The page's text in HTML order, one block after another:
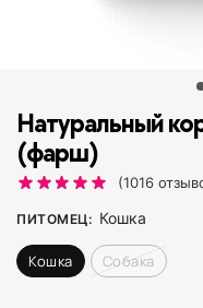
Натуральный
(фарш)
(1016
ПИТОМЕЦ: Кошка
Кошка Собака